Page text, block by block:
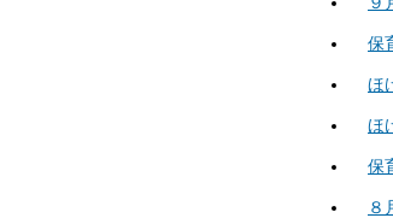
保
ほ
ほ
保
８